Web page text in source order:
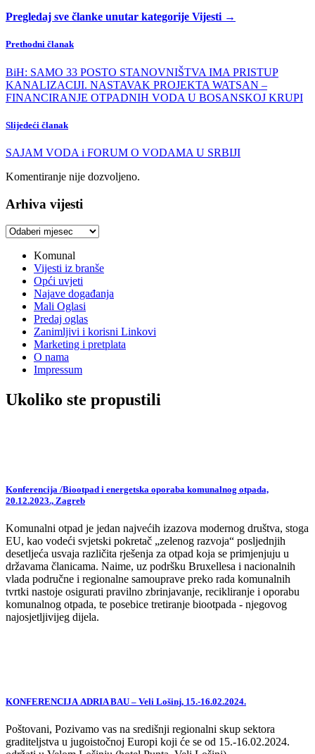
Pregledaj sve članke unutar kategorije Vijesti →
Prethodni članak
BiH: SAMO 33 POSTO STANOVNIŠTVA IMA PRISTUP
KANALIZACIJI. NASTAVAK PROJEKTA WATSAN –
FINANCIRANJE OTPADNIH VODA U BOSANSKOJ KRUPI
Slijedeći članak
SAJAM VODA i FORUM O VODAMA U SRBIJI
Komentiranje nije dozvoljeno.
Arhiva vijesti
Arhiva
Komunal
Vijesti iz branše
Opći uvjeti
Najave događanja
Mali Oglasi
Predaj oglas
Zanimljivi i korisni Linkovi
Marketing i pretplata
O nama
Impressum
Ukoliko ste propustili
Konferencija /Biootpad i energetska oporaba komunalnog otpada,
20.12.2023., Zagreb
Komunalni otpad je jedan najvećih izazova modernog društva, stoga
EU, kao vodeći svjetski pokretač „zelenog razvoja“ posljednjih
desetljeća usvaja različita rješenja za otpad koja se primjenjuju u
državama članicama. Naime, uz podršku Bruxellesa i nacionalnih
vlada područne i regionalne samouprave preko rada komunalnih
tvrtki nastoje osigurati pravilno zbrinjavanje, recikliranje i oporabu
komunalnog otpada, te posebice tretiranje biootpada - njegovog
najosjetljivijeg dijela.
KONFERENCIJA ADRIA BAU – Veli Lošinj, 15.-16.02.2024.
Poštovani, Pozivamo vas na središnji regionalni skup sektora
graditeljstva u jugoistočnoj Europi koji će se od 15.-16.02.2024.